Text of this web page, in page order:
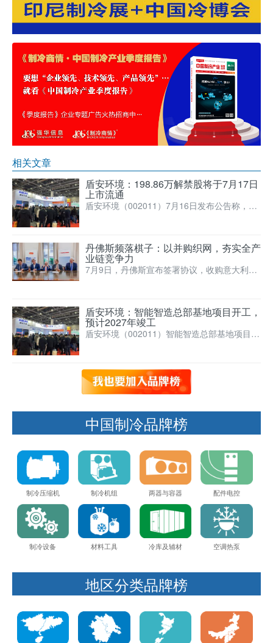
相关文章
盾安环境：198.86万解禁股将于7月17日
上市流通
盾安环境（002011）7月16日发布公告称，公
丹佛斯频落棋子：以并购织网，夯实全产
业链竞争力
7月9日，丹佛斯宣布签署协议，收购意大利知
盾安环境：智能智造总部基地项目开工，
预计2027年竣工
盾安环境（002011）智能智造总部基地项目在
中国制冷品牌榜
制冷压缩机 制冷机组 两器与容器 配件电控
制冷设备 材料工具 冷库及辅材 空调热泵
地区分类品牌榜